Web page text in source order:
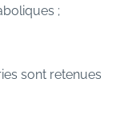
;
sont retenues